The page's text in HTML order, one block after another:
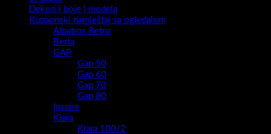
Dekori ( boje ) modela
Kupaonski namještaj sa ogledalom
Albatros Retro
Berta
GAP
Gap 50
Gap 60
Gap 70
Gap 80
Inspire
Kiara
Kiara 100/2